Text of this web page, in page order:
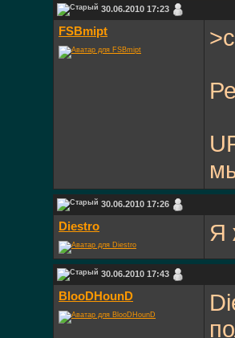
30.06.2010 17:23
FSBmipt
30.06.2010 17:26
Diestro Я
30.06.2010 17:43
BlooDHounD